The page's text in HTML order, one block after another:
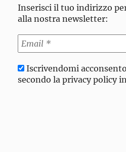
Inserisci il tuo indirizzo
alla nostra newsletter:
Iscrivendomi
secondo la privacy policy